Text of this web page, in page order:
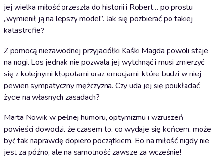
jej wielka miłość przeszła do historii i Robert… po prostu
„wymienił ją na lepszy model”. Jak się pozbierać po takiej
katastrofie?
Z pomocą niezawodnej przyjaciółki Kaśki Magda powoli staje
na nogi. Los jednak nie pozwala jej wytchnąć i musi zmierzyć
się z kolejnymi kłopotami oraz emocjami, które budzi w niej
pewien sympatyczny mężczyzna. Czy uda jej się poukładać
życie na własnych zasadach?
Marta Nowik w pełnej humoru, optymizmu i wzruszeń
powieści dowodzi, że czasem to, co wydaje się końcem, może
być tak naprawdę dopiero początkiem. Bo na miłość nigdy nie
jest za późno, ale na samotność zawsze za wcześnie!